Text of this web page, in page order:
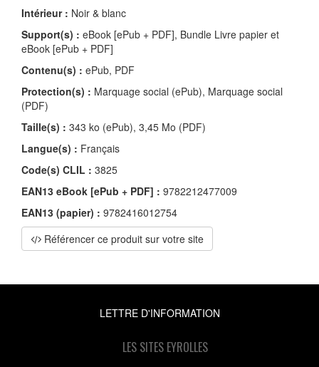
Intérieur : Noir & blanc
Support(s) : eBook [ePub + PDF], Bundle Livre papier et
eBook [ePub + PDF]
Contenu(s) : ePub, PDF
Protection(s) : Marquage social (ePub), Marquage social
(PDF)
Taille(s) : 343 ko (ePub), 3,45 Mo (PDF)
Langue(s) : Français
Code(s) CLIL : 3825
EAN13 eBook [ePub + PDF] : 9782212477009
EAN13 (papier) : 9782416012754
Référencer ce produit sur votre site
LETTRE D'INFORMATION
LES SITES EYROLLES